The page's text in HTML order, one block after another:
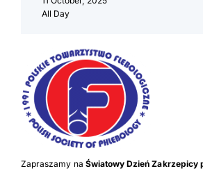
All Day
Zapraszamy na Światowy Dzień Zakrzepicy